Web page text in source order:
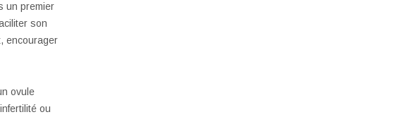
un premier
son
encourager
ovule
ou